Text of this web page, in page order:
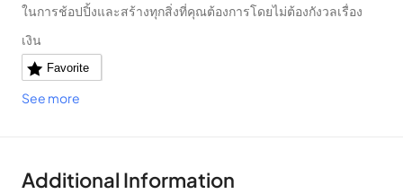
ในการช้อปปิ้งและสร้างทุกสิ่งที่คุณต้องการโดยไม่ต้องกังวลเรื่อง
เงิน
Favorite
See more
Additional Information